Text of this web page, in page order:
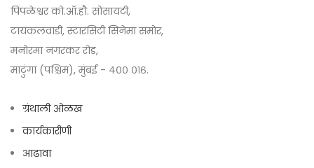
पिंपळेश्वर को.ऑ.हौ. सोसायटी,
टायकलवाडी, स्टारसिटी सिनेमा समोर,
मनोरमा नगरकर रोड,
माटुंगा (पश्चिम), मुंबई - ४०० ०१६.
ग्रंथाली ओळख
कार्यकारीणी
आढावा